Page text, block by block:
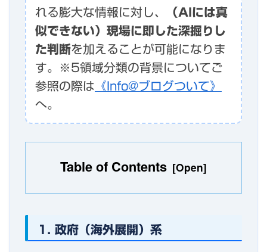
れる膨大な情報に対し、
（AIには真
似できない）現場に即した深掘りし
た判断を加えることが可能になりま
す。※5領域分類の背景についてご
参照の際は 《Info@ブログついて》
へ。
Table of Contents
1. 政府（海外展開）系